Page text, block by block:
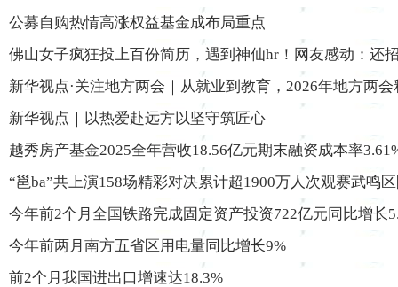
公募自购热情高涨权益基金成布局重点
佛山女子疯狂投上百份简历，遇到神仙hr！网友感动：还
新华视点·关注地方两会｜从就业到教育，2026年地方两
新华视点｜以热爱赴远方以坚守筑匠心
越秀房产基金2025全年营收18.56亿元期末融资成本率
“邕ba”共上演158场精彩对决累计超1900万人次观赛武鸣
今年前2个月全国铁路完成固定资产投资722亿元同比增长
今年前两月南方五省区用电量同比增长9%
前2个月我国进出口增速达18.3%